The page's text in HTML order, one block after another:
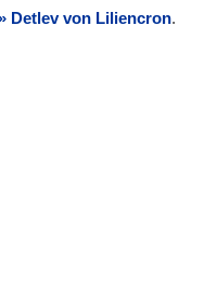
Detlev von Liliencron.